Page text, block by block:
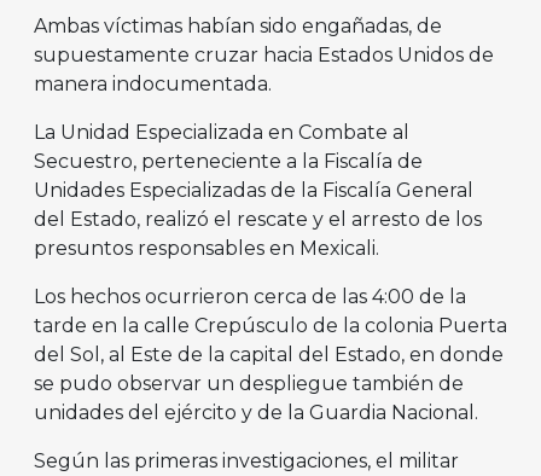
Ambas víctimas habían sido engañadas, de
supuestamente cruzar hacia Estados Unidos de
manera indocumentada.
La Unidad Especializada en Combate al
Secuestro, perteneciente a la Fiscalía de
Unidades Especializadas de la Fiscalía General
del Estado, realizó el rescate y el arresto de los
presuntos responsables en Mexicali.
Los hechos ocurrieron cerca de las 4:00 de la
tarde en la calle Crepúsculo de la colonia Puerta
del Sol, al Este de la capital del Estado, en donde
se pudo observar un despliegue también de
unidades del ejército y de la Guardia Nacional.
Según las primeras investigaciones, el militar